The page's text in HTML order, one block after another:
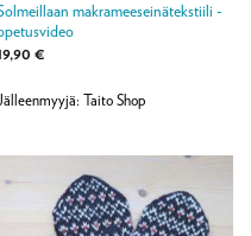
makrameeseinätekstiili -
€
Taito Shop